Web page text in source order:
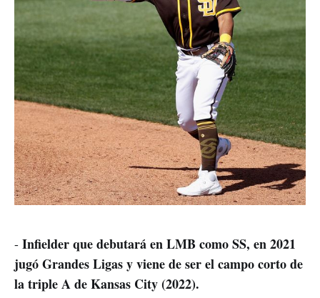
- Infielder que debutará en LMB como SS, en 2021
jugó Grandes Ligas y viene de ser el campo corto de
la triple A de Kansas City (2022).